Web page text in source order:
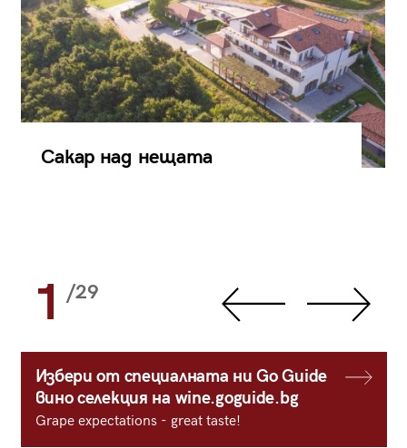
Сакар над нещата
1 /29
Избери от специалната ни Go Guide
вино селекция на wine.goguide.bg
Grape expectations - great taste!